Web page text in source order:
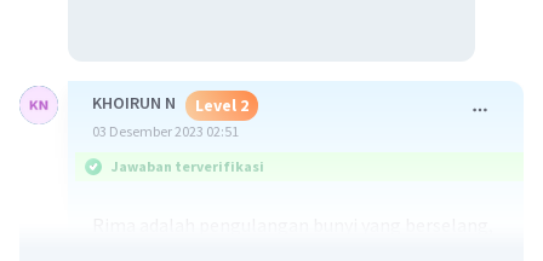
KHOIRUN N Level 2
03 Desember 2023 02:51
Jawaban terverifikasi